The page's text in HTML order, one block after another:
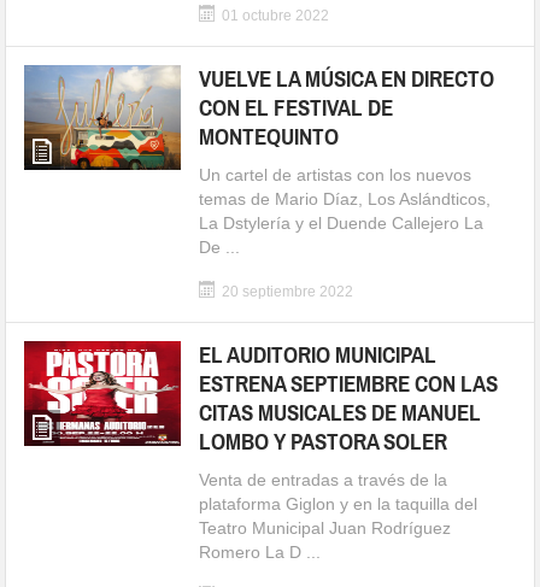
01 octubre 2022
VUELVE LA MÚSICA EN DIRECTO
CON EL FESTIVAL DE
MONTEQUINTO
Un cartel de artistas con los nuevos
temas de Mario Díaz, Los Aslándticos,
La Dstylería y el Duende Callejero La
De ...
20 septiembre 2022
EL AUDITORIO MUNICIPAL
ESTRENA SEPTIEMBRE CON LAS
CITAS MUSICALES DE MANUEL
LOMBO Y PASTORA SOLER
Venta de entradas a través de la
plataforma Giglon y en la taquilla del
Teatro Municipal Juan Rodríguez
Romero La D ...